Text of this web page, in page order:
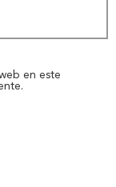
en este